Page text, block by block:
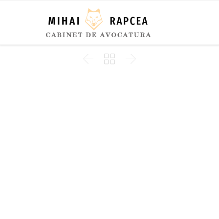
  